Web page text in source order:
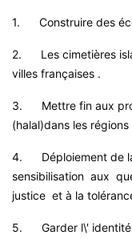
1. Construire des
2.
Les cimetières
villes françaises .
3.
Mettre fin aux
(halal)dans les
4.
Déploiement de
sensibilisation aux
justice et à la
5. Garder l\'